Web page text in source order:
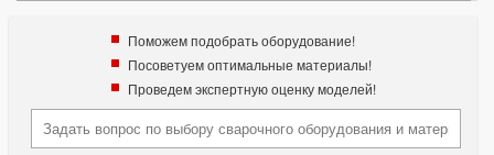
Поможем подобрать оборудование!
Посоветуем оптимальные материалы!
Проведем экспертную оценку моделей!